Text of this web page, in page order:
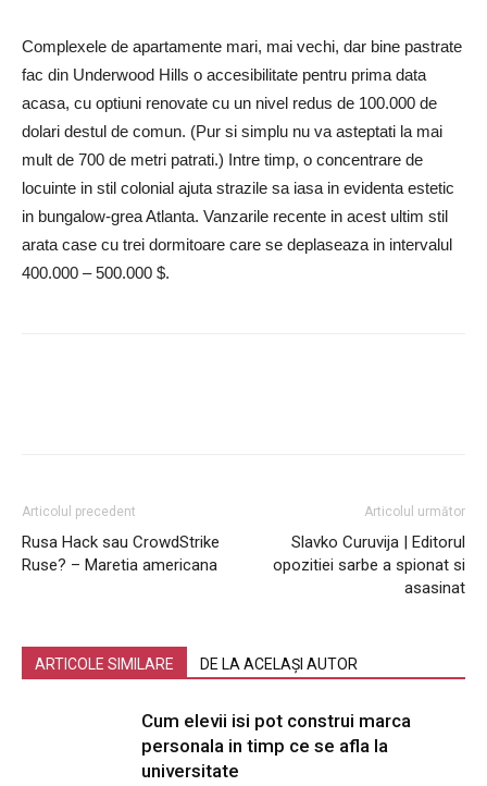
Complexele de apartamente mari, mai vechi, dar bine pastrate
fac din Underwood Hills o accesibilitate pentru prima data
acasa, cu optiuni renovate cu un nivel redus de 100.000 de
dolari destul de comun. (Pur si simplu nu va asteptati la mai
mult de 700 de metri patrati.) Intre timp, o concentrare de
locuinte in stil colonial ajuta strazile sa iasa in evidenta estetic
in bungalow-grea Atlanta. Vanzarile recente in acest ultim stil
arata case cu trei dormitoare care se deplaseaza in intervalul
400.000 – 500.000 $.
Articolul precedent
Rusa Hack sau CrowdStrike
Ruse? – Maretia americana
Articolul următor
Slavko Curuvija | Editorul
opozitiei sarbe a spionat si
asasinat
ARTICOLE SIMILARE DE LA ACELAȘI AUTOR
Cum elevii isi pot construi marca
personala in timp ce se afla la
universitate